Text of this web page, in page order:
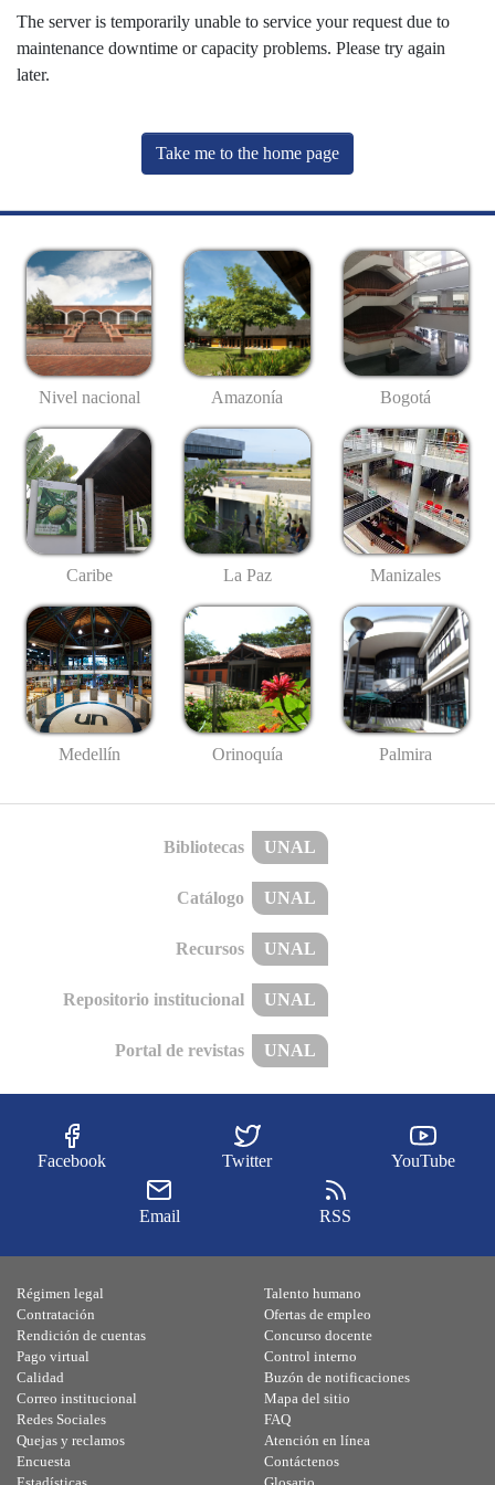
The server is temporarily unable to service your request due to
maintenance downtime or capacity problems. Please try again
later.
Take me to the home page
Nivel nacional Amazonía Bogotá
Caribe La Paz Manizales
Medellín Orinoquía Palmira
Bibliotecas UNAL
Catálogo UNAL
Recursos UNAL
Repositorio institucional UNAL
Portal de revistas UNAL
Facebook Twitter YouTube
Email RSS
Régimen legal
Contratación
Rendición de cuentas
Pago virtual
Calidad
Talento humano
Ofertas de empleo
Concurso docente
Control interno
Buzón de notificaciones
Correo institucional
Redes Sociales
Quejas y reclamos
Encuesta
Mapa del sitio
FAQ
Atención en línea
Contáctenos